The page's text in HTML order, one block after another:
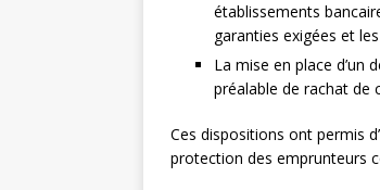
établissements
garanties exigées et
La mise en place d’un
préalable de rachat de
Ces dispositions ont permis
protection des emprunteurs